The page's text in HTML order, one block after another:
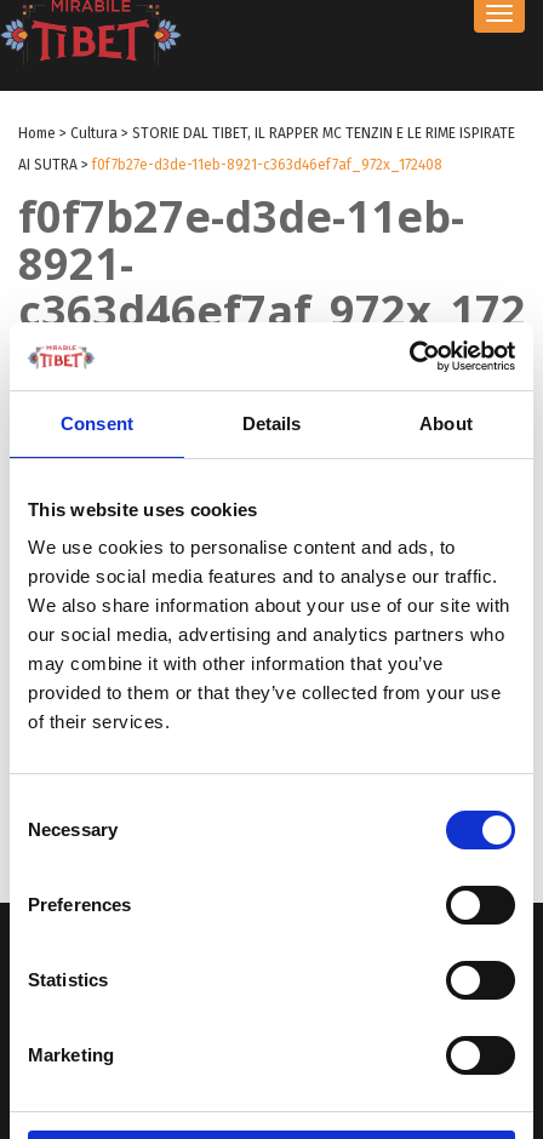
Consent Details About
This website uses cookies
We use cookies to personalise content and ads, to
provide social media features and to analyse our traffic.
We also share information about your use of our site with
our social media, advertising and analytics partners who
may combine it with other information that you’ve
provided to them or that they’ve collected from your use
of their services.
Selection
Necessary
Preferences
Statistics
Marketing
Home > Cultura > STORIE DAL TIBET, IL RAPPER MC TENZIN E LE RIME ISPIRATE
AI SUTRA >f0f7b27e-d3de-11eb-8921-c363d46ef7af_972x_172408
f0f7b27e-d3de-11eb-
8921-
by Redazione
Una comunità di appassionati della cultura tibetana che hanno
avuto modo di viaggiare e conoscere questa meravigliosa regione.
paesaggi e la sua gente è capace di riempire il cuore.